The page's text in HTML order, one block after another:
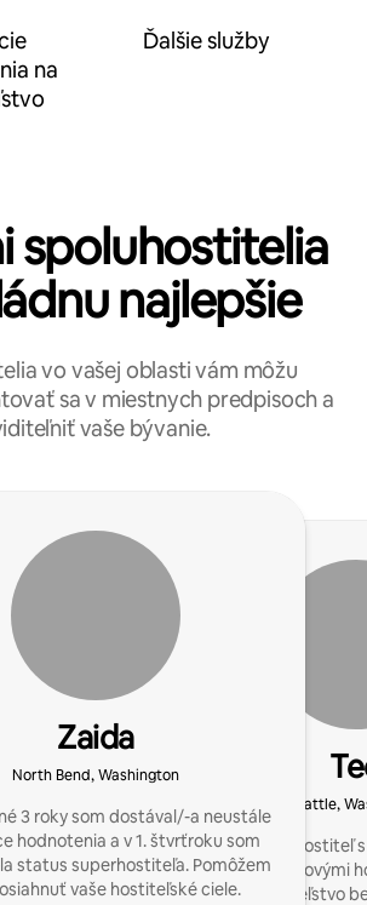
na
Ďalšie služby
spoluhostitelia
najlepšie
vo vašej oblasti vám môžu
sa v miestnych predpisoch a
vaše bývanie.
Zaida
North Bend, Washington
3 roky som dostával/-a neustále
hodnotenia a v 1. štvrťroku som
status superhostiteľa. Pomôžem
vaše hostiteľské ciele.
Seattle,
Superhostiteľ
päťhviezdičkovými
ponúka hostiteľstvo